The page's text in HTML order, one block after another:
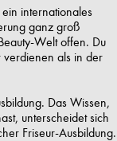
internationales
ganz groß
Welt offen. Du
verdienen als in der
Das Wissen,
unterscheidet sich
Friseur-Ausbildung.